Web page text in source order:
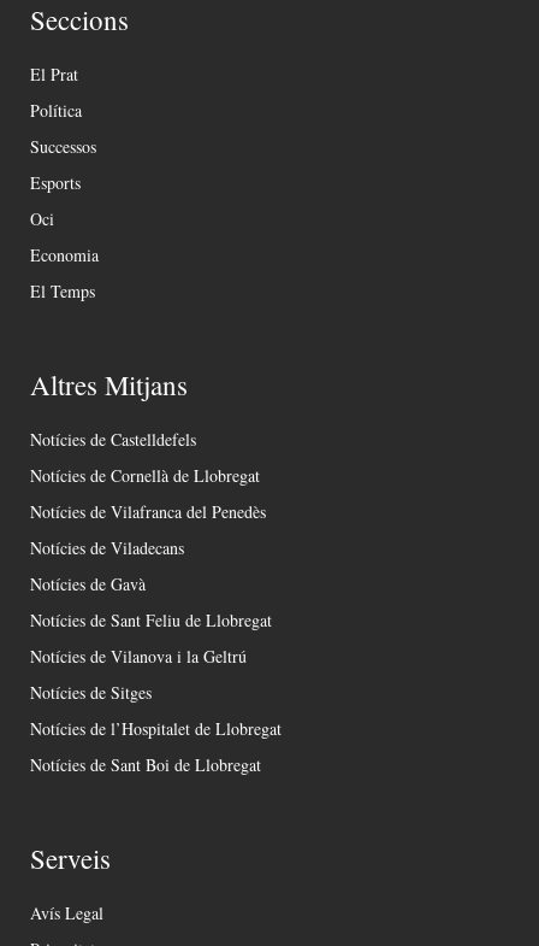
Seccions
El Prat
Política
Successos
Esports
Oci
Economia
El Temps
Altres Mitjans
Notícies de Castelldefels
Notícies de Cornellà de Llobregat
Notícies de Vilafranca del Penedès
Notícies de Viladecans
Notícies de Gavà
Notícies de Sant Feliu de Llobregat
Notícies de Vilanova i la Geltrú
Notícies de Sitges
Notícies de l’Hospitalet de Llobregat
Notícies de Sant Boi de Llobregat
Serveis
Avís Legal